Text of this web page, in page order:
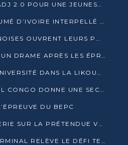
MBOKA PROPRE ET PADJ 2.0 POUR UNE JEUNESSE PLUS AUTONOME
UN TRAFIQUANT PRÉSUMÉ D’IVOIRE INTERPELLÉ À DOLISIE
LES ENTREPRISES CHINOISES OUVRENT LEURS PORTES AUX JEUNES DIPLÔMÉS
SIBITI : 6 MORTS DANS UN DRAME APRÈS LES ÉPREUVES DU BEPC
LA CRÉATION D’UNE UNIVERSITÉ DANS LA LIKOUALA AU CŒUR D’UNE RÉFLEXION NATIONALE
ÉCONOMIE VERTE : AGL CONGO DONNE UNE SECONDE VIE À SES DÉCHETS INDUSTRIELS
DU BEPC
ALERTE À L’ESCROQUERIE SUR LA PRÉTENDUE VENTE DE PARCELLES AFAT
MÔLE EST : CONGO TERMINAL RELÈVE LE DÉFI TECHNIQUE DES SABLES BITUMINEUX